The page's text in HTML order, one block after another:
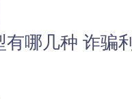
有哪几种 诈骗